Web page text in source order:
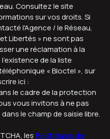
Consultez le site
sur vos droits. Si
l'Agence / le Réseau,
Libertés » ne sont pas
une réclamation à la
de la liste
« Bloctel », sur
ici :
le cadre de la protection
vous invitons à ne pas
le champ de saisie libre.
les Politiques de